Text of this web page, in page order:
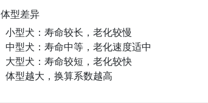
体型差异
小型犬：寿命较长，老化较慢
中型犬：寿命中等，老化速度适中
大型犬：寿命较短，老化较快
体型越大，换算系数越高